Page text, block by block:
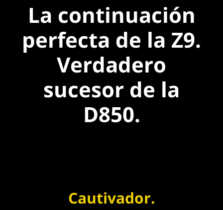
La continuación
perfecta de la Z9.
Verdadero
sucesor de la
D850.
Cautivador.